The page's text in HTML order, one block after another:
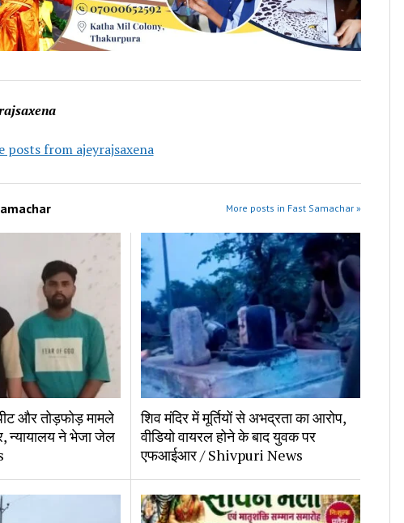
posts from ajeyrajsaxena
More posts in Fast Samachar »
और तोड़फोड़ मामले
न्यायालय ने भेजा जेल
शिव मंदिर में मूर्तियों से अभद्रता का आरोप,
वीडियो वायरल होने के बाद युवक पर
एफआईआर / Shivpuri News